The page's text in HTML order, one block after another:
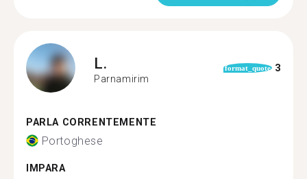
L.
Parnamirim
format_quote 3
PARLA CORRENTEMENTE
Portoghese
IMPARA